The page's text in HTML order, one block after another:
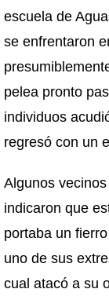
escuela de
se enfrentaron
pelea pronto
individuos
regresó con un
Algunos
indicaron que
portaba un
uno de sus
cual atacó a su